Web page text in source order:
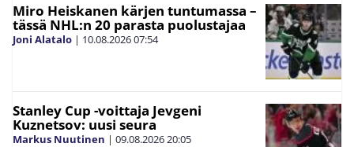
Miro Heiskanen kärjen tuntumassa –
tässä NHL:n 20 parasta puolustajaa
Joni Alatalo | 10.08.202607:54
Stanley Cup -voittaja Jevgeni
Kuznetsov: uusi seura
Markus Nuutinen | 09.08.202620:05